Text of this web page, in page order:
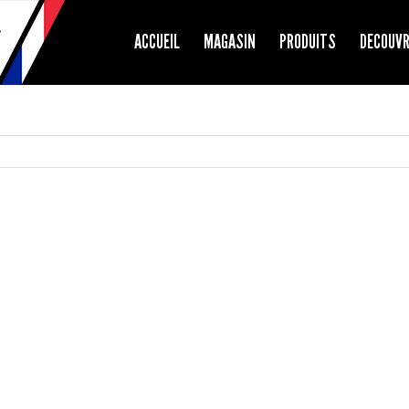
ACCUEIL MAGASIN PRODUITS